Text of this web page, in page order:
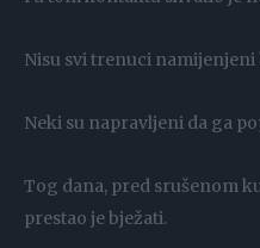
Nisu svi trenuci
Neki su napravljeni da ga
Tog dana, pred srušenom
prestao je bježati.